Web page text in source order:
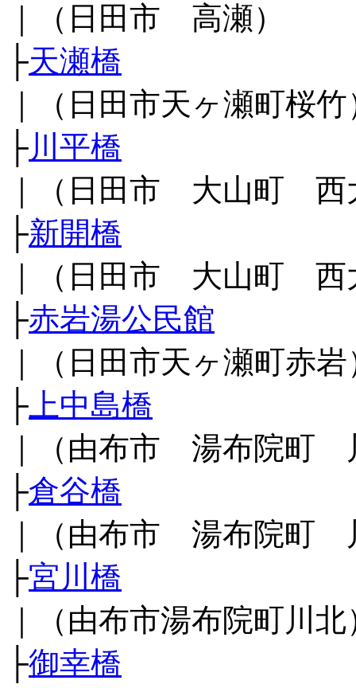
｜（日田市 高瀬）
├天瀬橋
｜（日田市天ヶ瀬町桜竹
├川平橋
｜（日田市 大山町 西
├新開橋
｜（日田市 大山町 西
├赤岩湯公民館
｜（日田市天ヶ瀬町赤岩
├ 上中島橋
｜（由布市 湯布院町
├倉谷橋
｜（由布市 湯布院町
├宮川橋
｜（由布市湯布院町川北
├御幸橋